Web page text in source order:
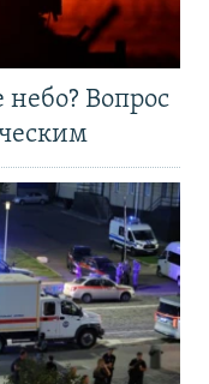
Вопрос